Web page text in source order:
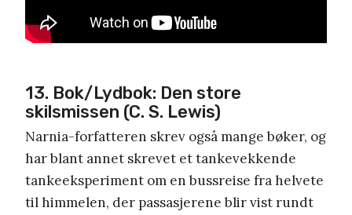
13. Bok/Lydbok: Den store
skilsmissen (C. S. Lewis)
Narnia-forfatteren skrev også mange bøker, og
har blant annet skrevet et tankevekkende
tankeeksperiment om en bussreise fra helvete
til himmelen, der passasjerene blir vist rundt